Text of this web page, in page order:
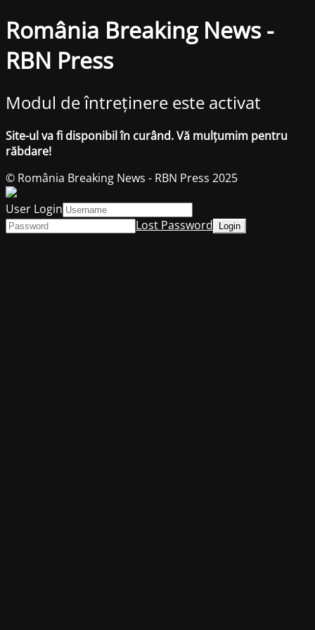
România Breaking News -
RBN Press
Modul de întreținere este activat
Site-ul va fi disponibil în curând. Vă mulțumim pentru
răbdare!
© România Breaking News - RBN Press 2025
User Login
Lost Password